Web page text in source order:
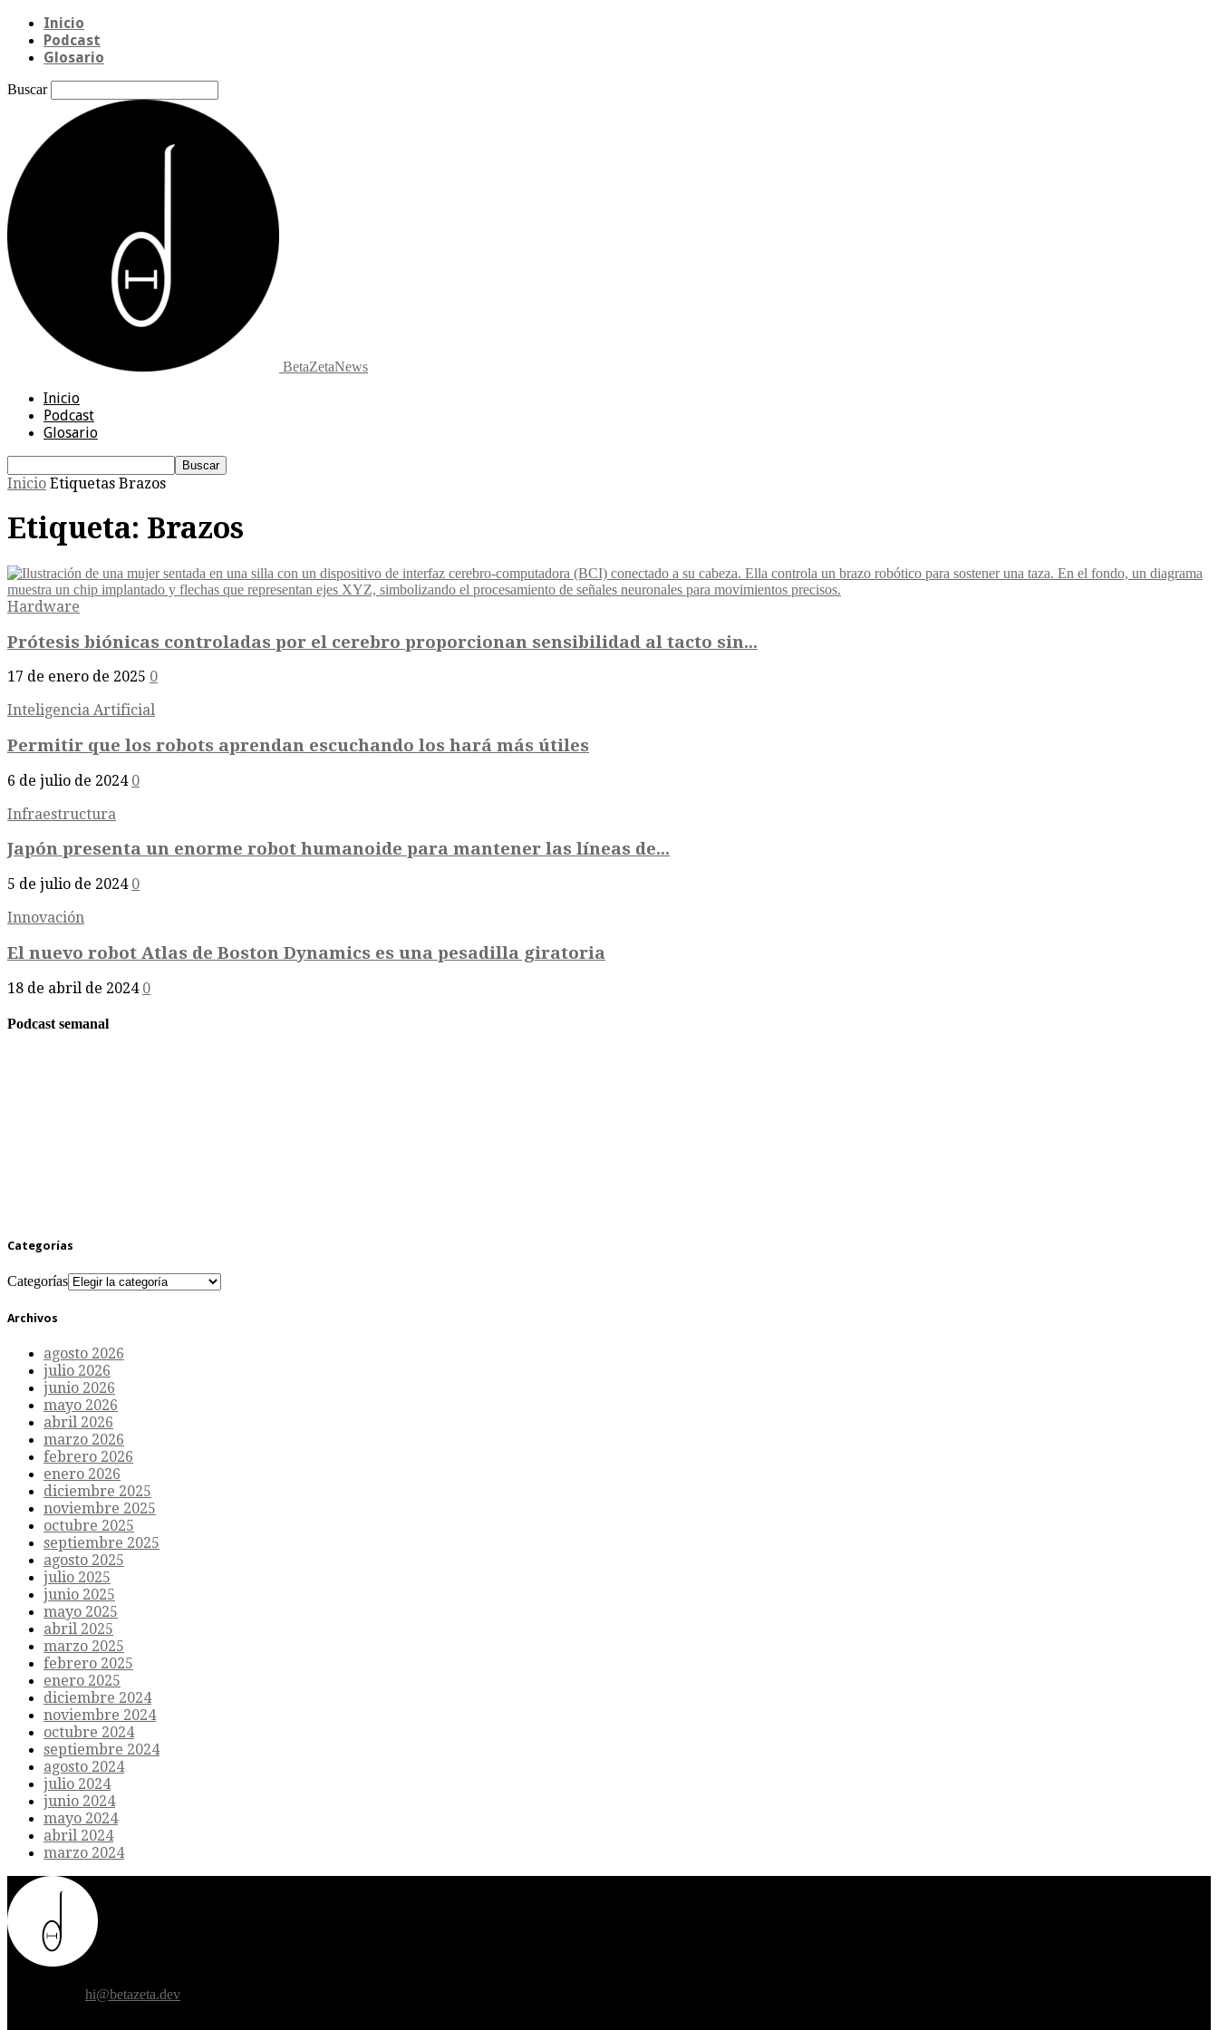
Inicio
Podcast
Glosario
Buscar
BetaZetaNews
Inicio
Podcast
Glosario
Inicio Etiquetas Brazos
Etiqueta: Brazos
Hardware
Prótesis biónicas controladas por el cerebro proporcionan sensibilidad al tacto sin...
17 de enero de 2025 0
Inteligencia Artificial
Permitir que los robots aprendan escuchando los hará más útiles
6 de julio de 2024 0
Infraestructura
Japón presenta un enorme robot humanoide para mantener las líneas de...
5 de julio de 2024 0
Innovación
El nuevo robot Atlas de Boston Dynamics es una pesadilla giratoria
18 de abril de 2024 0
Podcast semanal
Categorías
Categorías
Archivos
agosto 2026
julio 2026
junio 2026
mayo 2026
abril 2026
marzo 2026
febrero 2026
enero 2026
diciembre 2025
noviembre 2025
octubre 2025
septiembre 2025
agosto 2025
julio 2025
junio 2025
mayo 2025
abril 2025
marzo 2025
febrero 2025
enero 2025
diciembre 2024
noviembre 2024
octubre 2024
septiembre 2024
agosto 2024
julio 2024
junio 2024
mayo 2024
abril 2024
marzo 2024
hi@betazeta.dev